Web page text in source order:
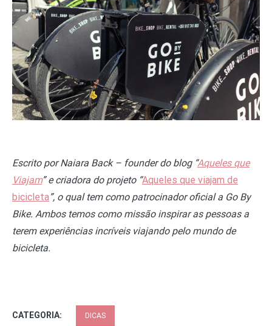
Escrito por Naiara Back – founder do blog “Aqueles que
Viajam” e criadora do projeto “Aqueles que viajam de
bicicleta”, o qual tem como patrocinador oficial a Go By
Bike. Ambos temos como missão inspirar as pessoas a
terem experiências incríveis viajando pelo mundo de
bicicleta.
CATEGORIA: DICAS